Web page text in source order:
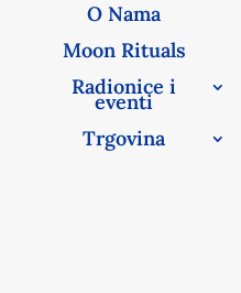
O Nama
Moon Rituals
Radionice i
eventi
Trgovina